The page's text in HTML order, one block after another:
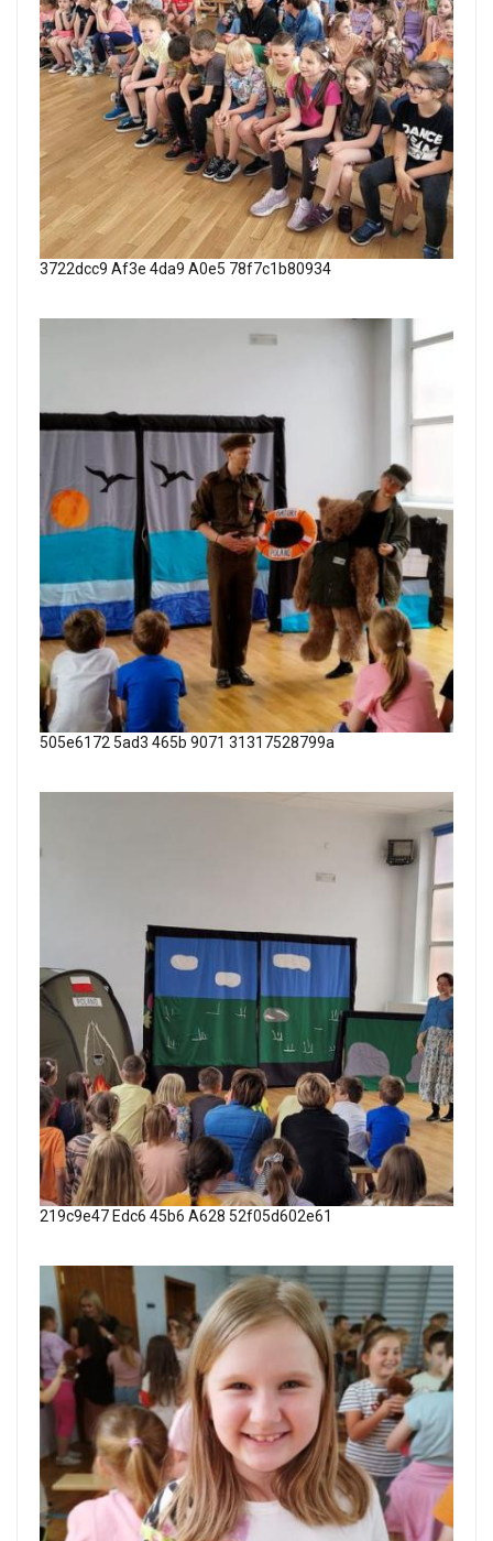
3722dcc9 Af3e 4da9 A0e5 78f7c1b80934
505e6172 5ad3 465b 9071 31317528799a
219c9e47 Edc6 45b6 A628 52f05d602e61